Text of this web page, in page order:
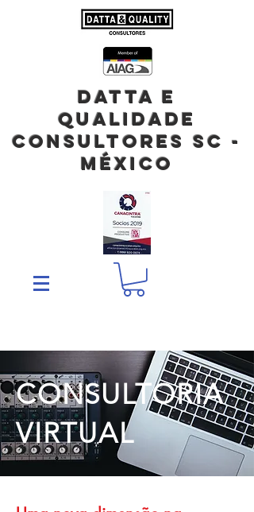
DATTA E
QUALIDADE
Consultores SC -
México
CONSULTORIA
VIRTUAL